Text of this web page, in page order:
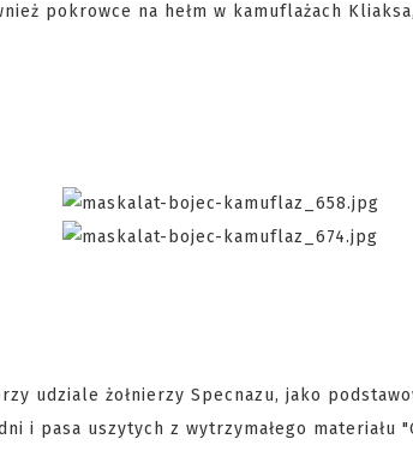
pokrowce na hełm w kamuflażach
udziale żołnierzy Specnazu, jako
i pasa uszytych z wytrzymałego materiału